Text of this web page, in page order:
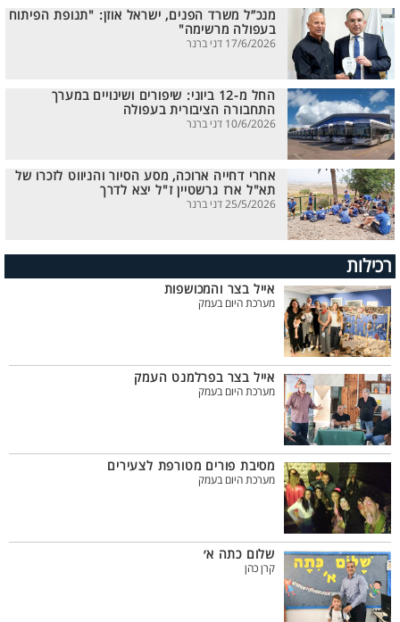
מנכ”ל משרד הפנים, ישראל אוזן: "תנופת הפיתוח
בעפולה מרשימה"
17/6/2026 דני ברנר
החל מ-12 ביוני: שיפורים ושינויים במערך
התחבורה הציבורית בעפולה
10/6/2026 דני ברנר
אחרי דחייה ארוכה, מסע הסיור והניווט לזכרו של
תא"ל ארז גרשטיין ז"ל יצא לדרך
25/5/2026 דני ברנר
רכילות
אייל בצר והמכושפות
מערכת היום בעמק
אייל בצר בפרלמנט העמק
מערכת היום בעמק
מסיבת פורים מטורפת לצעירים
מערכת היום בעמק
שלום כתה א׳
קרן כהן